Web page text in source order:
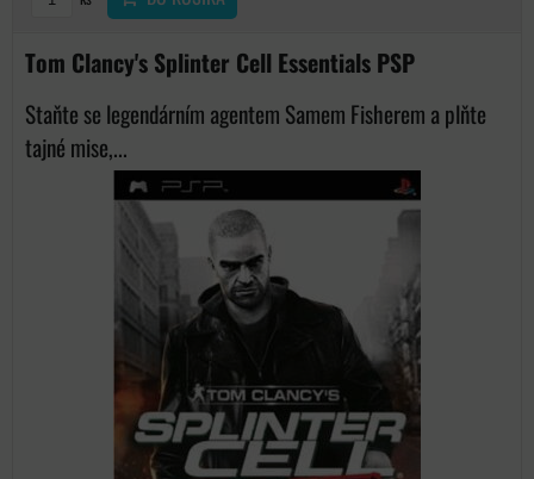
Tom Clancy's Splinter Cell Essentials PSP
Staňte se legendárním agentem Samem Fisherem a plňte
tajné mise,...